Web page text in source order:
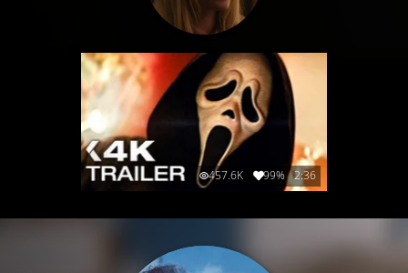
457.6K 99% 2:36